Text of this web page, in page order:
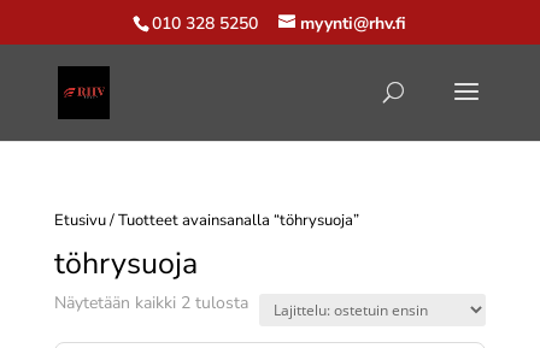
010 328 5250 myynti@rhv.fi
Etusivu/ Tuotteet avainsanalla “töhrysuoja”
töhrysuoja
Näytetään kaikki 2 tulostaSuosituimmat
ensin